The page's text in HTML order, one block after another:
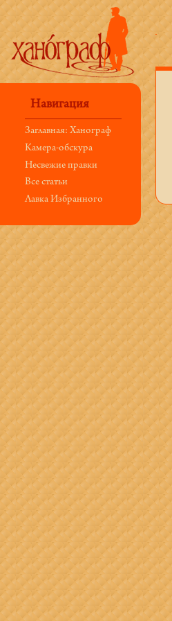
Навигация
Заглавная: Ханограф
Камера-обскура
Несвежие правки
Все статьи
Лавка Избранного